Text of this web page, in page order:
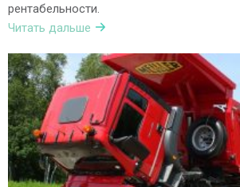
рентабельности.
Читать дальше